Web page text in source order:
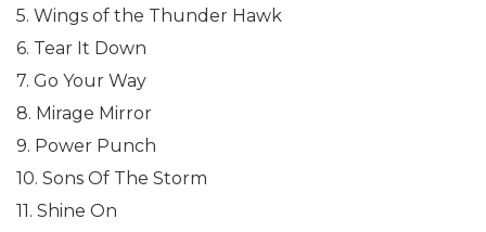
5. Wings of the Thunder Hawk
6. Tear It Down
7. Go Your Way
8. Mirage Mirror
9. Power Punch
10. Sons Of The Storm
11. Shine On